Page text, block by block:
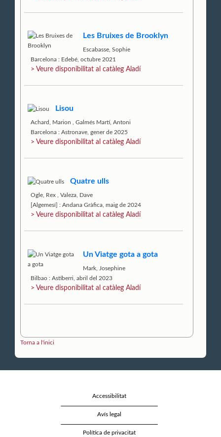
Les Bruixes de Brooklyn
Escabasse, Sophie
Barcelona : Edebé, octubre 2021
> Veure disponibilitat al catàleg Aladí
Lisou
Achard, Marion ,Galmés Martí, Antoni
Barcelona : Astronave, gener de 2025
> Veure disponibilitat al catàleg Aladí
Quatre ulls
Ogle, Rex ,Valeza, Dave
[Algemesí] : Andana Gràfica, maig de 2024
> Veure disponibilitat al catàleg Aladí
Un Viatge gota a gota
Mark, Josephine
Bilbao : Astiberri, abril del 2023
> Veure disponibilitat al catàleg Aladí
Torna a l'inici
Accessibilitat
Avís legal
Política de privacitat